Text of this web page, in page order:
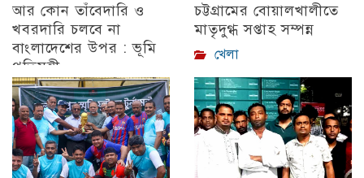
আর কোন তাঁবেদারি ও
খবরদারি চলবে না
বাংলাদেশের উপর : ভূমি
প্রতিমন্ত্রী
চট্টগ্রাম
চট্টগ্রামের বোয়ালখালীতে
মাতৃদুগ্ধ সপ্তাহ সম্পন্ন
খেলা